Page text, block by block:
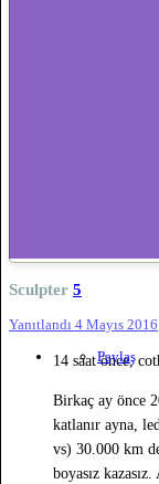
Sculpter 5
Yanıtlandı 4 Mayıs 2016
Paylaş
14 saat önce,
Birkaç ay önce
katlanır ayna,
vs) 30.000 km
boyasız